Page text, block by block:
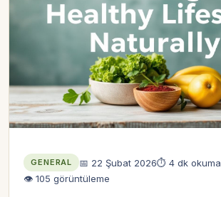
GENERAL 📅 22 Şubat 2026⏱ 4 dk okuma
👁 105 görüntüleme